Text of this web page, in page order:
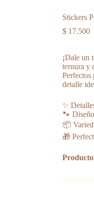
Stickers
$17.500
¡Dale un
ternura y
Perfectos
detalle
✨
🐾
📦
🎁